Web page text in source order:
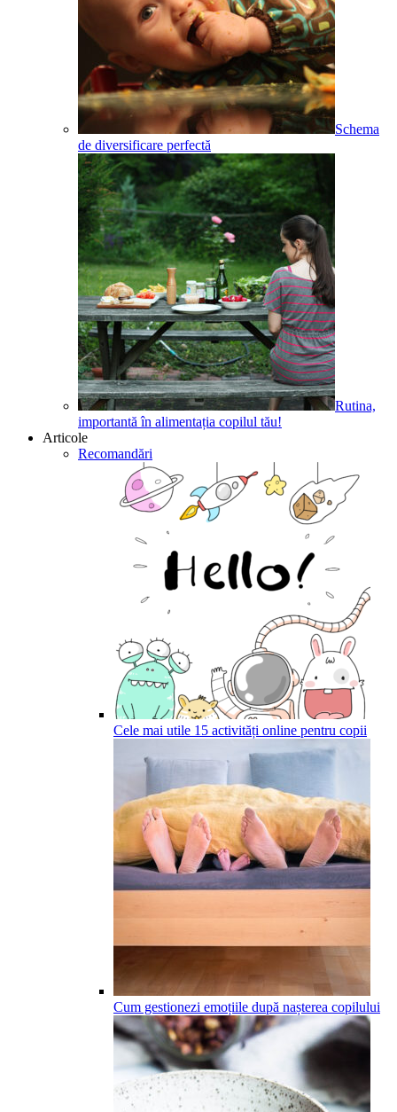
Schema
de diversificare perfectă
Rutina,
importantă în alimentația copilul tău!
Articole
Recomandări
Cele mai utile 15 activități online pentru copii
Cum gestionezi emoțiile după nașterea copilului